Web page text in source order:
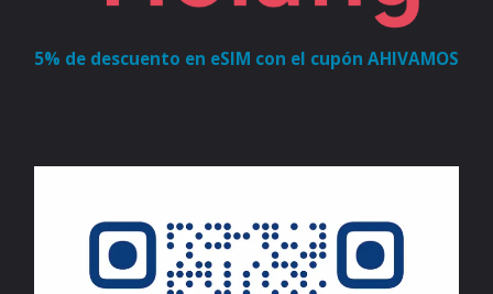
5% de descuento en eSIM con el cupón AHIVAMOS